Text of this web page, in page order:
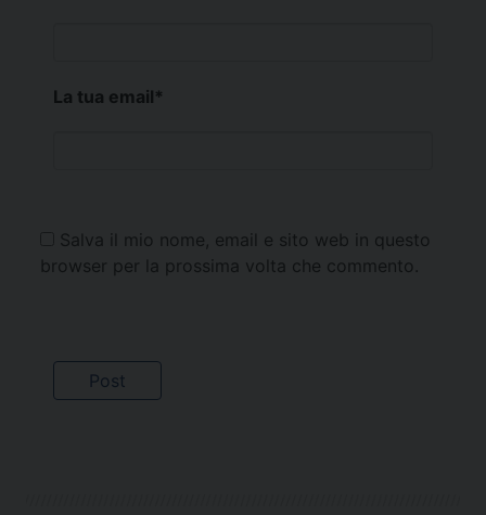
La tua email*
Salva il mio nome, email e sito web in questo
browser per la prossima volta che commento.